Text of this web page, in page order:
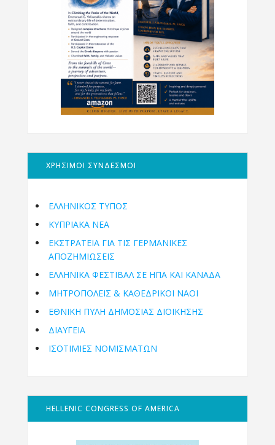
ΧΡΗΣΙΜΟΙ ΣΥΝΔΕΣΜΟΙ
ΕΛΛΗΝΙΚΟΣ ΤΥΠΟΣ
ΚΥΠΡΙΑΚΑ ΝΕΑ
ΕΚΣΤΡΑΤΕΙΑ ΓΙΑ ΤΙΣ ΓΕΡΜΑΝΙΚΕΣ
ΑΠΟΖΗΜΙΩΣΕΙΣ
ΕΛΛΗΝΙΚΆ ΦΕΣΤΙΒΆΛ ΣΕ ΗΠΑ ΚΑΙ ΚΑΝΑΔΑ
ΜΗΤΡΟΠΌΛΕΙΣ & ΚΑΘΕΔΡΙΚΟΊ ΝΑΟΊ
ΕΘΝΙΚΉ ΠΎΛΗ ΔΗΜΌΣΙΑΣ ΔΙΟΊΚΗΣΗΣ
ΔΙΑΥΓΕΙΑ
ΙΣΟΤΙΜΙΕΣ ΝΟΜΙΣΜΑΤΩΝ
HELLENIC CONGRESS OF AMERICA